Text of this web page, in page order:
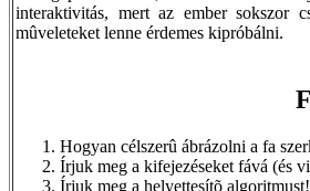
interaktivitás, mert az ember sokszor
mûveleteket lenne érdemes kipróbálni.
Hogyan célszerû ábrázolni a fa
Írjuk meg a kifejezéseket fává (és
Írjuk meg a helyettesítõ algoritmust!